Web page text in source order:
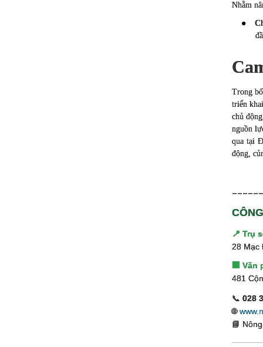
Nhằm
●
Trong
triển
chủ
nguồn
qua tại
động,
📍 Trụ
28 Mạc
🏢
481
📞 028
🌐
📘